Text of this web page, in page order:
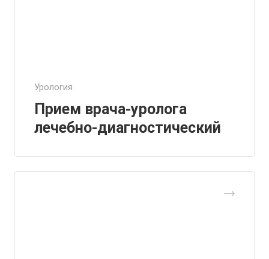
Урология
Прием врача-уролога
лечебно-диагностический